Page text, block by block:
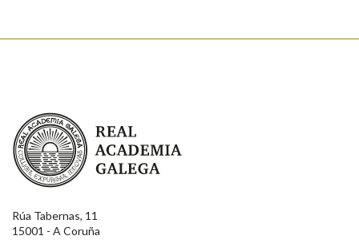
Real Academia Galega
Rúa Tabernas, 11
15001 - A Coruña